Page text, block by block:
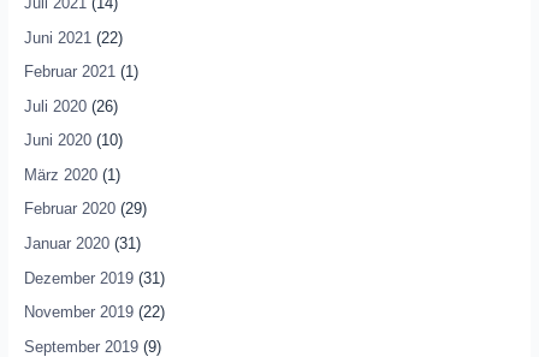
Juni 2021 (22)
Februar 2021(1)
Juli 2020(26)
Juni 2020(10)
März 2020(1)
Februar 2020(29)
Januar 2020(31)
Dezember 2019(31)
November 2019(22)
September 2019(9)